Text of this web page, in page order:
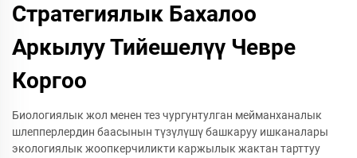
Стратегиялык Бахалоо
Аркылуу Тийешелүү Чевре
Коргоо
Биологиялык жол менен тез чургунтулган мейманханалык
шлепперлердин баасынын түзүлүшү башкаруу ишканалары
экологиялык жоопкерчиликти каржылык жактан тарттуу